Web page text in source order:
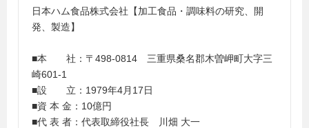
日本ハム食品株式会社【加工食品・調味料の研究、開
発、製造】
■本 社：〒498-0814 三重県桑名郡木曽岬町大字三
崎601-1
■設 立：1979年4月17日
■資 本 金：10億円
■代 表 者：代表取締役社長 川畑 大一